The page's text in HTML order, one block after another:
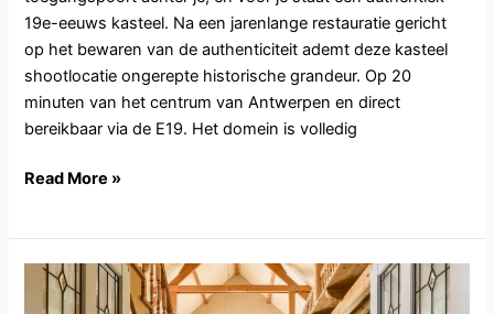
19e-eeuws kasteel. Na een jarenlange restauratie gericht
op het bewaren van de authenticiteit ademt deze kasteel
shootlocatie ongerepte historische grandeur. Op 20
minuten van het centrum van Antwerpen en direct
bereikbaar via de E19. Het domein is volledig
Read More »
ZH118.Bodegraven